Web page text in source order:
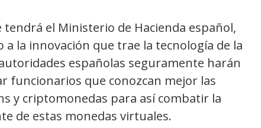
el Ministerio de Hacienda español,
la innovación que trae la tecnología de la
españolas seguramente harán
funcionarios que conozcan mejor las
y criptomonedas para así combatir la
de estas monedas virtuales.